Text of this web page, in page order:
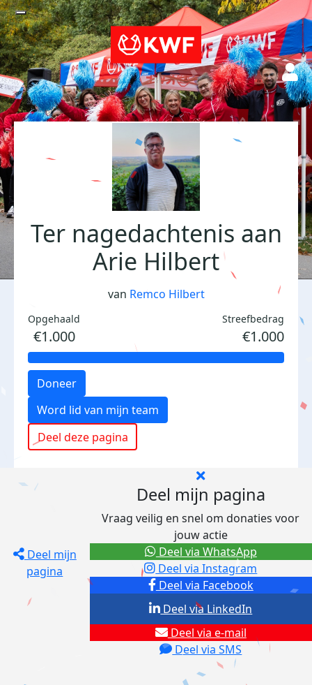
Ter nagedachtenis aan
Arie Hilbert
van Remco Hilbert
Opgehaald
€1.000
Streefbedrag
€1.000
Doneer
Word lid van mijn team
Deel deze pagina
Deel mijn
pagina
Deel mijn pagina
Vraag veilig en snel om donaties voor
jouw actie
Deel via Facebook
Deel via Instagram
Deel via e-mail
Deel via SMS
Deel via LinkedIn
Deel via WhatsApp